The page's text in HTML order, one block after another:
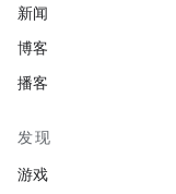
新闻
博客
播客
发现
游戏